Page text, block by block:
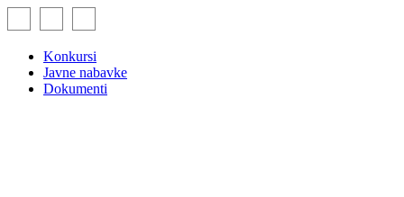
to
Konkursi
Javne nabavke
Dokumenti